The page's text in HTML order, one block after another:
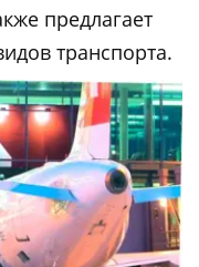
предлагает
транспорта.